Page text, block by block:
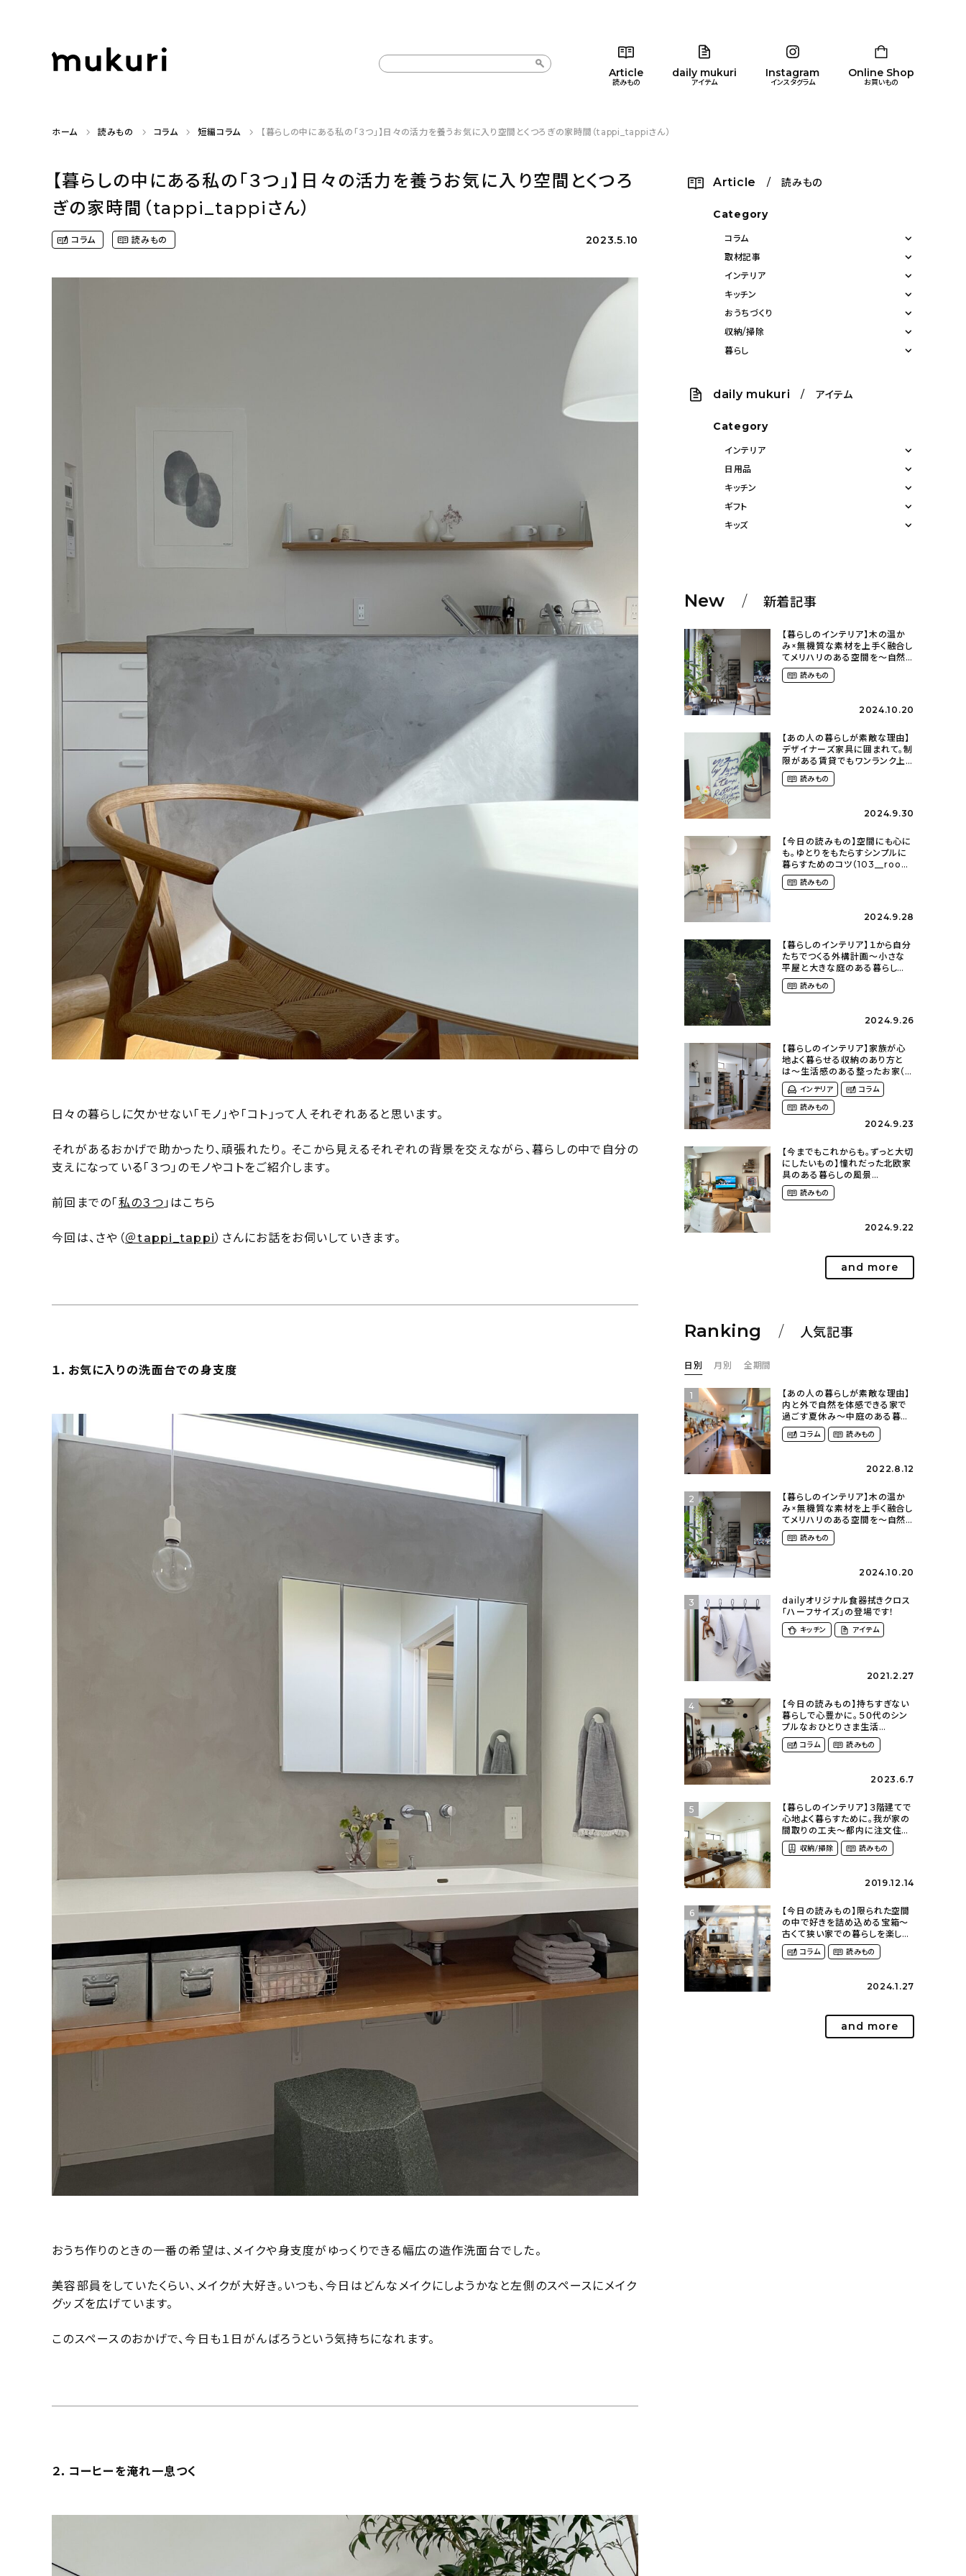
Article
読みもの
daily mukuri
アイテム
Instagram
インスタグラム
Online Shop
お買いもの
カテゴリー一覧 コラム
カテゴリー一覧 インテリア
ホーム 読みもの コラム 短編コラム 【暮らしの中にある私の「３つ」】日々の活力を養うお気に入り空間とくつろぎの家時間（tappi_tappiさん）
【暮らしの中にある私の「３つ」】日々の活力を養うお気に入り空間とくつろ
ぎの家時間（tappi_tappiさん）
コラム 読みもの 2023.5.10
日々の暮らしに欠かせない「モノ」や「コト」って人それぞれあると思います。
それがあるおかげで助かったり、頑張れたり。 そこから見えるそれぞれの背景を交えながら、暮らしの中で自分の
支えになっている「３つ」のモノやコトをご紹介します。
前回までの「私の３つ」はこちら
今回は、さや（＠tappi_tappi）さんにお話をお伺いしていきます。
１．お気に入りの洗面台での身支度
おうち作りのときの一番の希望は、メイクや身支度がゆっくりできる幅広の造作洗面台でした。
美容部員をしていたくらい、メイクが大好き。いつも、今日はどんなメイクにしようかなと左側のスペースにメイク
グッズを広げています。
このスペースのおかげで、今日も１日がんばろうという気持ちになれます。
２．コーヒーを淹れ一息つく
Article / 読みもの
Category
コラム
取材記事
インテリア
キッチン
おうちづくり
収納/掃除
暮らし
daily mukuri / アイテム
Category
インテリア
日用品
キッチン
ギフト
キッズ
New 新着記事
【暮らしのインテリア】木の温か
み×無機質な素材を上手く融合し
てメリハリのある空間を〜自然
に囲まれて暮らす（ki_no_ieさ
ん） 読みもの
2024.10.20
【あの人の暮らしが素敵な理由】
デザイナーズ家具に囲まれて。制
限がある賃貸でもワンランク上
のお部屋に〜狭くても好きな暮
らしのこと（_____chika708さ
読みもの
2024.9.30
【今日の読みもの】空間にも心に
も。ゆとりをもたらすシンプルに
暮らすためのコツ（103__room
さん）
読みもの
2024.9.28
【暮らしのインテリア】１から自分
たちでつくる外構計画〜小さな
平屋と大きな庭のある暮らし
（tsumikiniwaさん）
読みもの
2024.9.26
【暮らしのインテリア】家族が心
地よく暮らせる収納のあり方と
は〜生活感のある整ったお家（
kaya___ieさん）
インテリア
コラム
読みもの
2024.9.23
【今までもこれからも。ずっと大切
にしたいもの】憧れだった北欧家
具のある暮らしの風景
（m._.k_homeさん）
読みもの
2024.9.22
and more
Ranking 人気記事
日別 月別 全期間
1
【あの人の暮らしが素敵な理由】
内と外で自然を体感できる家で
過ごす夏休み〜中庭のある暮ら
し（yume_2700さん）
コラム 読みもの
2022.8.12
2
【暮らしのインテリア】木の温か
み×無機質な素材を上手く融合し
てメリハリのある空間を〜自然
に囲まれて暮らす（ki_no_ieさ
ん） 読みもの
2024.10.20
3
dailyオリジナル食器拭きクロス
「ハーフサイズ」の登場です！
キッチン アイテム
2021.2.27
4
【今日の読みもの】持ちすぎない
暮らしで心豊かに。５０代のシン
プルなおひとりさま生活
（ohitorisama_kurasiさん）
コラム 読みもの
2023.6.7
5
【暮らしのインテリア】３階建てで
心地よく暮らすために。我が家の
間取りの工夫〜都内に注文住宅
を建てるということ
（azu_k1009さん）
収納/掃除 読みもの
2019.12.14
6
【今日の読みもの】限られた空間
の中で好きを詰め込める宝箱〜
古くて狭い家での暮らしを楽しむ
（2nyan_and_lifestylesさん）
コラム 読みもの
2024.1.27
and more